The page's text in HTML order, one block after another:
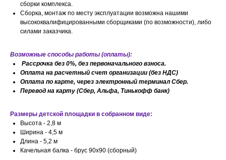
сборки комплекса.
Сборка, монтаж по месту эксплуатации возможна нашими
высококвалифицированными сборщиками (по возможности), либо
силами заказчика.
Возможные способы работы (оплаты):
Рассрочка без 0%, без первоначального взноса.
Оплата на расчетный счет организации (без НДС)
Оплата по карте, через электронный терминал Сбер.
Перевод на карту (Сбер, Альфа, Тинькофф банк)
Размеры детской площадки в собранном виде:
Высота - 2,8 м
Ширина - 4,5 м
Длина - 5,2 м
Качельная балка - брус 90х90 (сборный)